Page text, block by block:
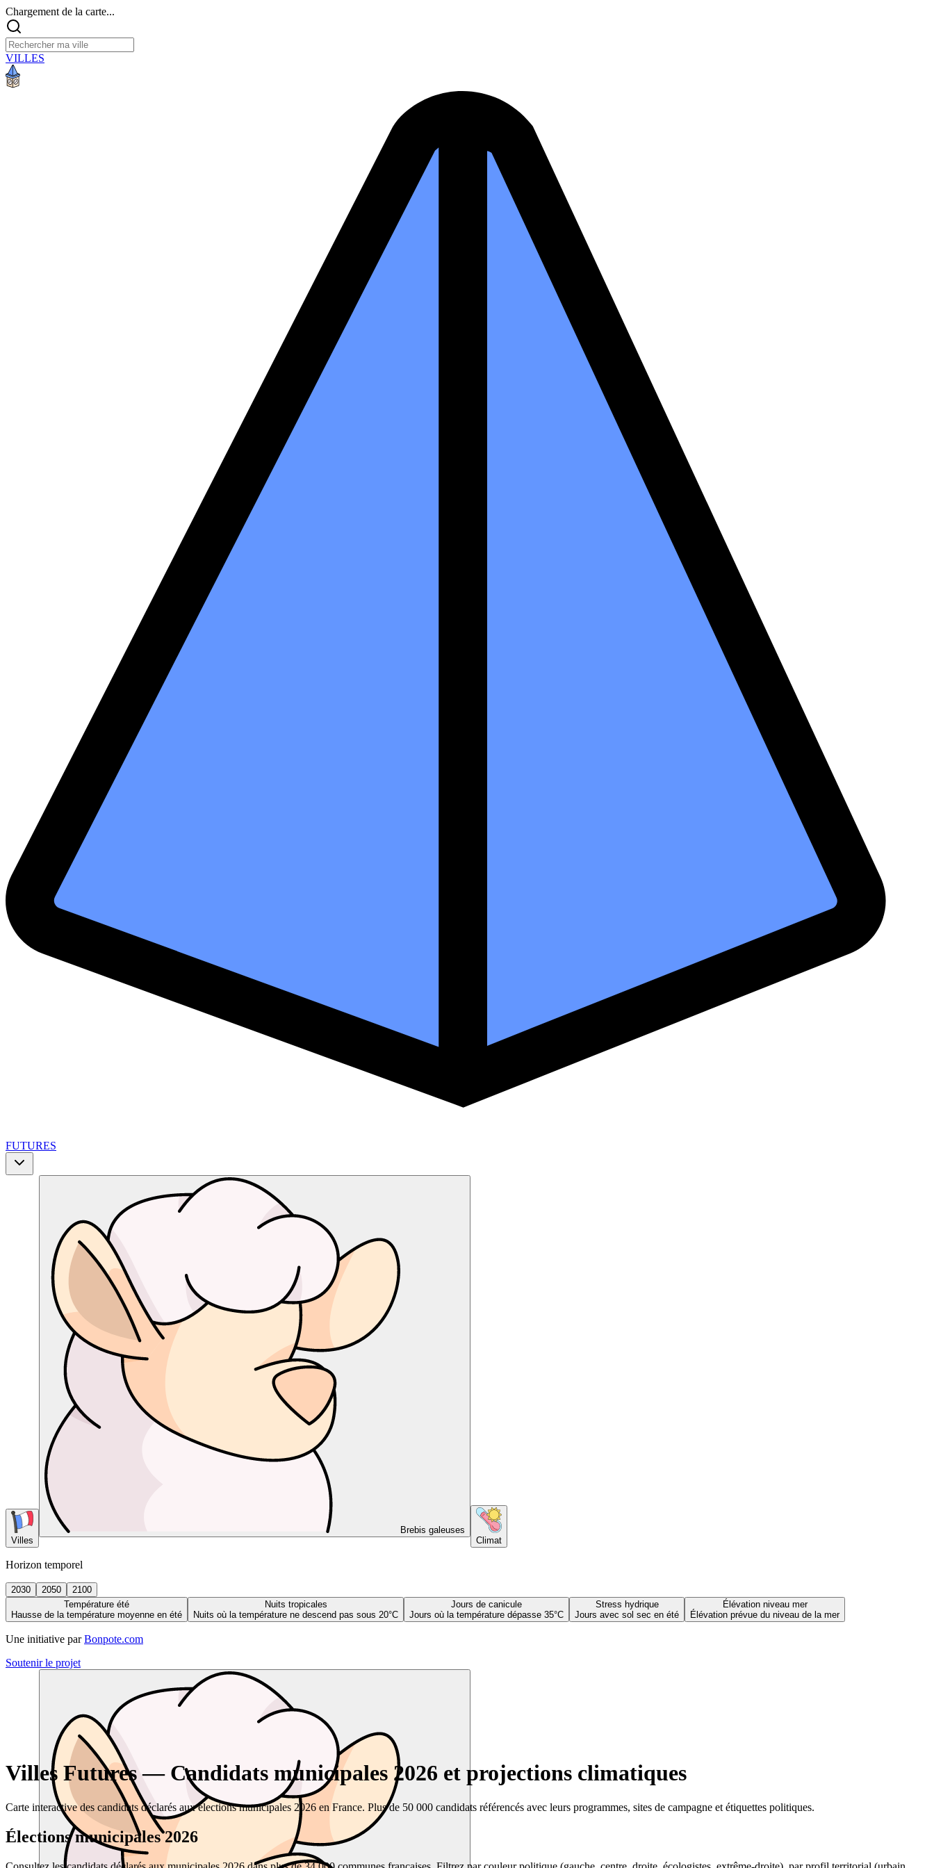
Chargement de la carte...
VILLES
FUTURES
Villes
Brebis galeuses
Climat
Horizon temporel
2030 2050
2100
Température été
Hausse de la température moyenne en été
Nuits tropicales
Nuits où la température ne descend pas sous 20°C
Jours de canicule
Jours où la température dépasse 35°C
Stress hydrique
Jours avec sol sec en été
Élévation niveau mer
Élévation prévue du niveau de la mer
Une initiative par Bonpote.com
Soutenir le projet
Villes Futures — Candidats municipales 2026 et projections climatiques
Carte interactive des candidats déclarés aux élections municipales 2026 en France. Plus de 50 000 candidats référencés avec leurs programmes, sites de campagne et étiquettes politiques.
Élections municipales 2026